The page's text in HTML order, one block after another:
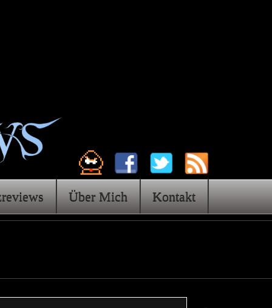
Über Mich Kontakt